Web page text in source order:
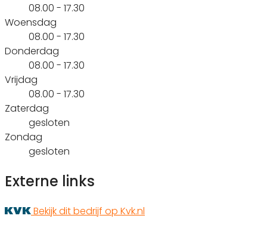
08.00 - 17.30
Woensdag
08.00 - 17.30
Donderdag
08.00 - 17.30
Vrijdag
08.00 - 17.30
Zaterdag
gesloten
Zondag
gesloten
Externe links
Bekijk dit bedrijf op Kvk.nl